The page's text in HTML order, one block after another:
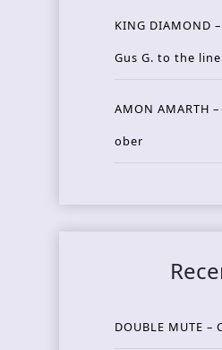
KING DIAMOND
Gus G. to the
AMON AMARTH
ober
DOUBLE MUTE